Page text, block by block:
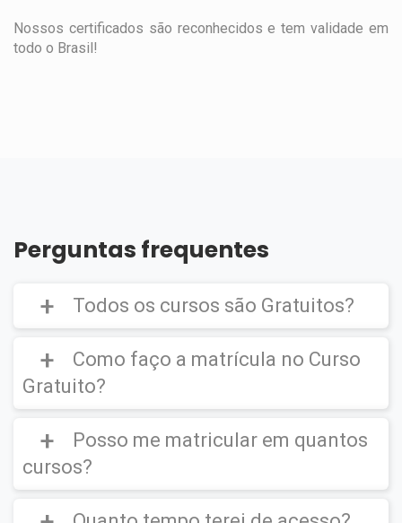
Nossos certificados são reconhecidos e tem validade em
todo o Brasil!
Perguntas frequentes
Todos os cursos são Gratuitos?
Curso Gratuito,porém caso deseje emitir o
Certificado Digital é cobrado uma taxa de
Como faço a matrícula no Curso
Gratuito?
CLIQUE AQUI para ver um vídeo de como
efetuar a matrícula em um
Posso me matricular em quantos
cursos?